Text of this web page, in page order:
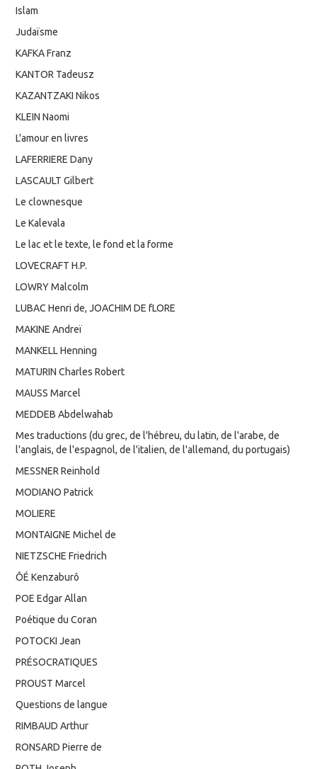
Islam
Judaïsme
KAFKA Franz
KANTOR Tadeusz
KAZANTZAKI Nikos
KLEIN Naomi
L'amour en livres
LAFERRIERE Dany
LASCAULT Gilbert
Le clownesque
Le Kalevala
Le lac et le texte, le fond et la forme
LOVECRAFT H.P.
LOWRY Malcolm
LUBAC Henri de, JOACHIM DE fLORE
MAKINE Andreï
MANKELL Henning
MATURIN Charles Robert
MAUSS Marcel
MEDDEB Abdelwahab
Mes traductions (du grec, de l'hébreu, du latin, de l'arabe, de
l'anglais, de l'espagnol, de l'italien, de l'allemand, du portugais)
MESSNER Reinhold
MODIANO Patrick
MOLIERE
MONTAIGNE Michel de
NIETZSCHE Friedrich
ÔÉ Kenzaburô
POE Edgar Allan
Poétique du Coran
POTOCKI Jean
PRÉSOCRATIQUES
PROUST Marcel
Questions de langue
RIMBAUD Arthur
RONSARD Pierre de